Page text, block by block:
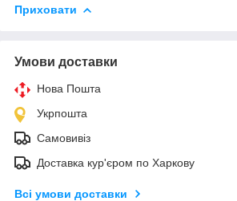
Приховати
Умови доставки
Нова Пошта
Укрпошта
Самовивіз
Доставка кур'єром по Харкову
Всі умови доставки